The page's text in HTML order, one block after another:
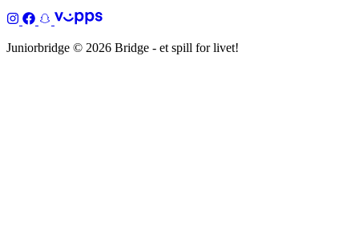
Juniorbridge © 2026 Bridge - et spill for livet!